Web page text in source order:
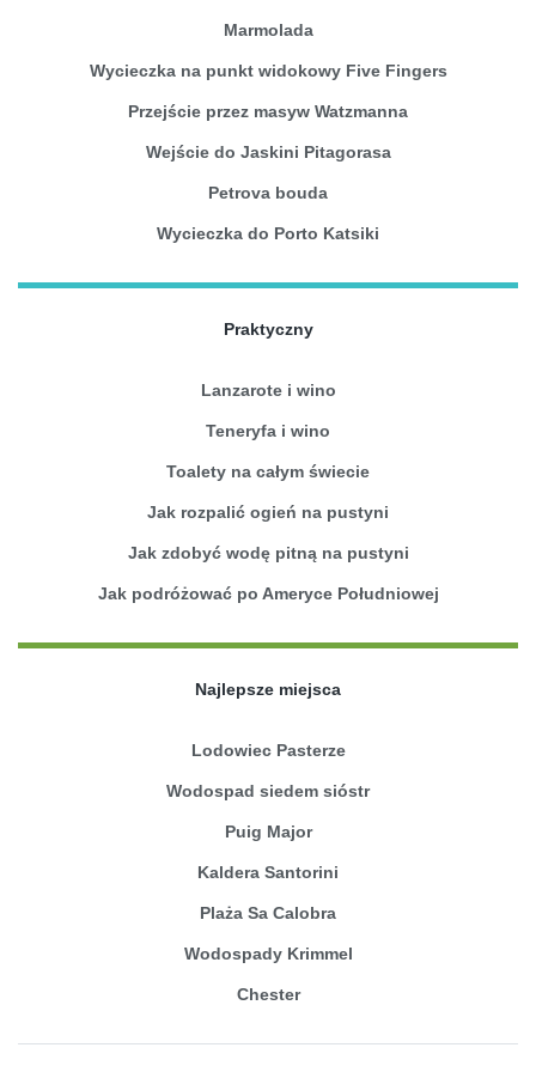
Marmolada
Wycieczka na punkt widokowy Five Fingers
Przejście przez masyw Watzmanna
Wejście do Jaskini Pitagorasa
Petrova bouda
Wycieczka do Porto Katsiki
Praktyczny
Lanzarote i wino
Teneryfa i wino
Toalety na całym świecie
Jak rozpalić ogień na pustyni
Jak zdobyć wodę pitną na pustyni
Jak podróżować po Ameryce Południowej
Najlepsze miejsca
Lodowiec Pasterze
Wodospad siedem sióstr
Puig Major
Kaldera Santorini
Plaża Sa Calobra
Wodospady Krimmel
Chester